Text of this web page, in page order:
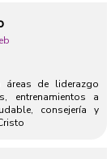
áreas de liderazgo
entrenamientos a
consejería y